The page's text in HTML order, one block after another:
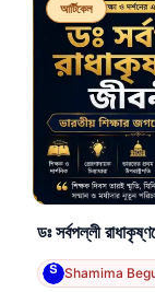
আর্টিকেল
ডঃ সর্বপল্লী
Shamima